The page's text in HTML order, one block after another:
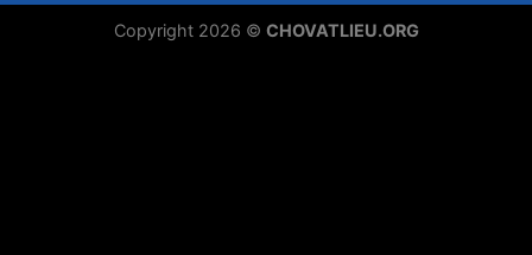
Copyright 2026 © CHOVATLIEU.ORG